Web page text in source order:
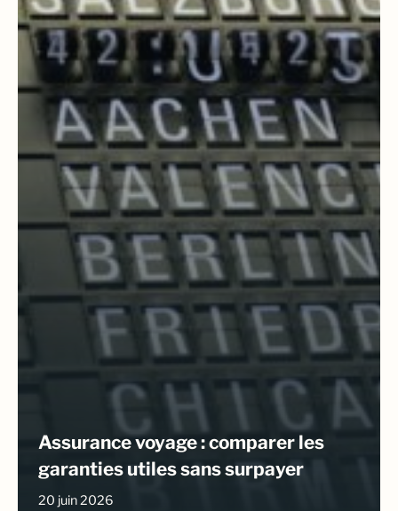
Assurance voyage : comparer les
garanties utiles sans surpayer
20 juin 2026